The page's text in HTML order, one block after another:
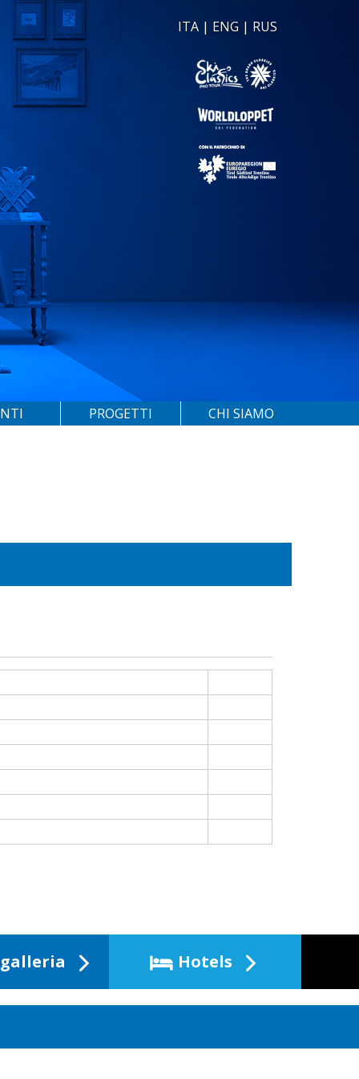
ITA | ENG | RUS
PROGETTI CHI SIAMO
galleria Hotels